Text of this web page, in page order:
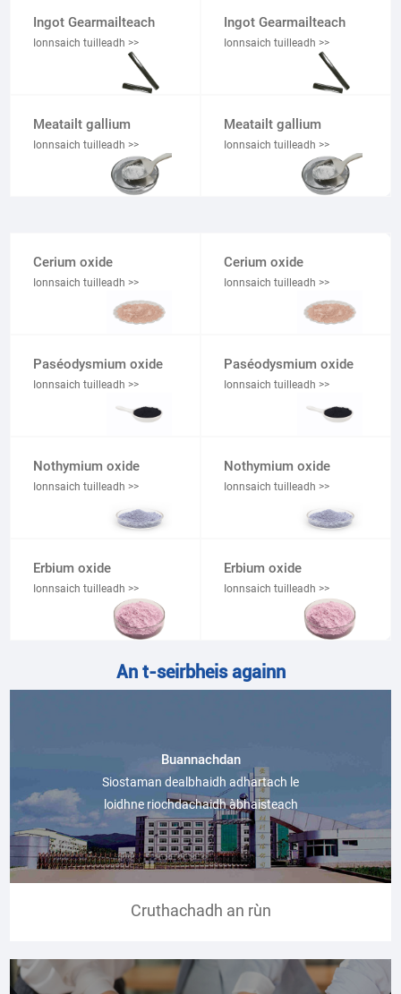
Ingot Gearmailteach
Ionnsaich tuilleadh >>
Ingot Gearmailteach
Ionnsaich tuilleadh >>
Meatailt gallium
Ionnsaich tuilleadh >>
Meatailt gallium
Ionnsaich tuilleadh >>
Cerium oxide
Ionnsaich tuilleadh >>
Cerium oxide
Ionnsaich tuilleadh >>
Paséodysmium oxide
Ionnsaich tuilleadh >>
Paséodysmium oxide
Ionnsaich tuilleadh >>
Nothymium oxide
Ionnsaich tuilleadh >>
Nothymium oxide
Ionnsaich tuilleadh >>
Erbium oxide
Ionnsaich tuilleadh >>
Erbium oxide
Ionnsaich tuilleadh >>
An t-seirbheis againn
Buannachdan
Siostaman dealbhaidh adhartach le
loidhne riochdachaidh àbhaisteach
Cruthachadh an rùn